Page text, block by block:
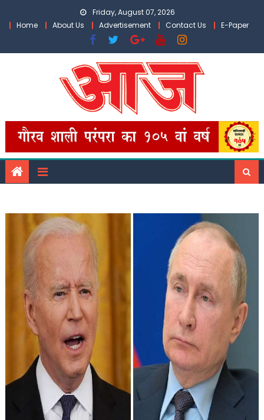
Friday, August 07, 2026
Home
About Us Advertisement Contact Us E-Paper